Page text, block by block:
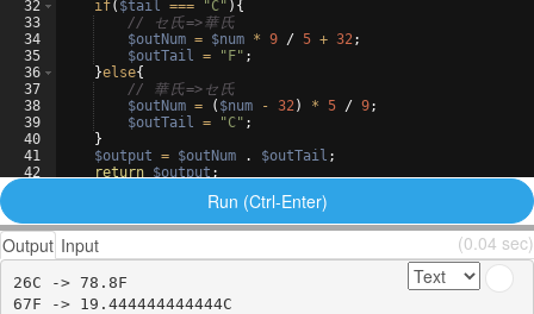
32
33
34
35
36
37
38
39
40
41
42
if( $tail === "C" ) {
//
セ 氏=>華 氏
$outNum = $num * 9 / 5 + 32;
$outTail = "F" ;
}else{
//
華 氏=> セ 氏
$outNum = ( $num - 32) * 5 / 9;
$outTail = "C" ;
}
$output = $outNum . $outTail ;
return $output ;
Run (Ctrl-Enter)
Output Input (0.04 sec)
26C -> 78.8F
67F -> 19.444444444444C